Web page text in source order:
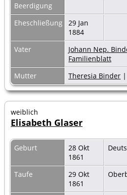
Beerdigung
Eheschließung
29 Jan
1884
Vater
Johann Nep.
Familienblatt
Mutter
Theresia Binder |
weiblich
Elisabeth Glaser
Geburt
28 Okt
1861
Taufe
29 Okt
1861